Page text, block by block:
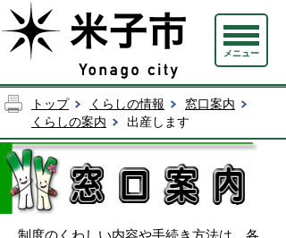
メニュー
トップ くらしの情報
窓口案内
くらしの案内
出産します
制度のくわしい内容や手続き方法は、各